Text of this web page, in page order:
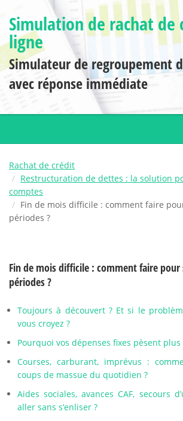
Simulation de rachat de
ligne
Simulateur de regroupement
avec réponse immédiate
Rachat de crédit
Restructuration de dettes : la solution
comptes
Fin de mois difficile : comment faire
périodes ?
Fin de mois difficile : comment faire
périodes ?
Toujours à découvert ? Et si le
vous croyez ?
Pourquoi vos dépenses fixes pèsent
Courses, carburant, imprévus :
coups de massue du quotidien ?
Aides sociales, avances CAF, secours
aller sans s’enliser ?